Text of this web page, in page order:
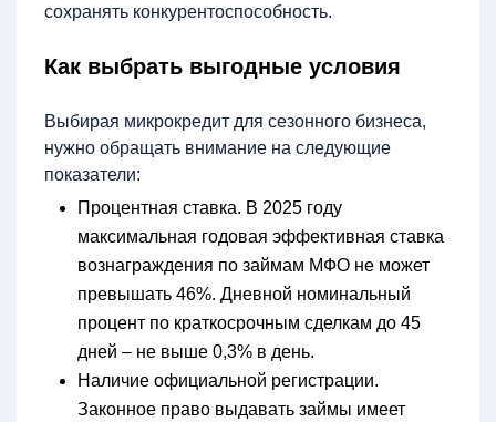
сохранять конкурентоспособность.
Как выбрать выгодные условия
Выбирая микрокредит для сезонного бизнеса,
нужно обращать внимание на следующие
показатели:
Процентная ставка. В 2025 году
максимальная годовая эффективная ставка
вознаграждения по займам МФО не может
превышать 46%. Дневной номинальный
процент по краткосрочным сделкам до 45
дней – не выше 0,3% в день.
Наличие официальной регистрации.
Законное право выдавать займы имеет